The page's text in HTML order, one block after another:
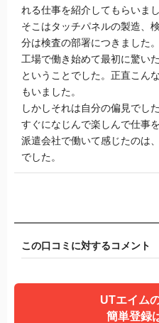
れる仕事を紹介してもらいまし
そこはタッチパネルの製造、
分は検査の部署につきました。
工場で働き始めて最初に驚い
ということでした。正直こん
もいました。
しかしそれは自分の偏見でし
すぐになじんで楽しんで仕事
派遣会社で働いて感じたのは
でした。
この口コミに対するコメント
UTエイム
簡単登録